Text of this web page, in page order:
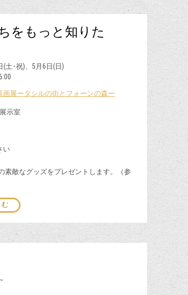
をもっと知りた
、5月5日(土･祝)、5月6日(日)
展ータシルの街とフォーンの森ー
示室
い
素敵なグッズをプレゼントします。（参